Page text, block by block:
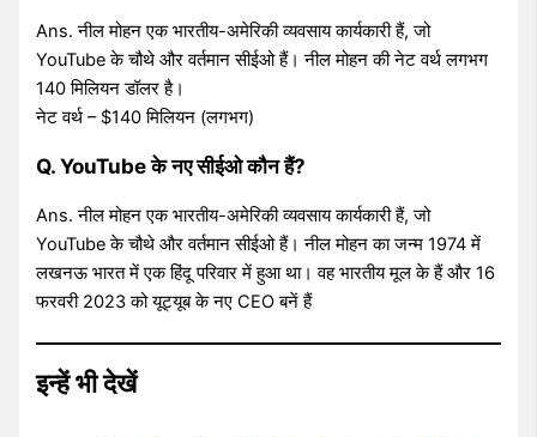
Ans. नील मोहन एक भारतीय-अमेरिकी व्यवसाय कार्यकारी हैं, जो
YouTube के चौथे और वर्तमान सीईओ हैं। नील मोहन की नेट वर्थ लगभग
140 मिलियन डॉलर है।
नेट वर्थ – $140 मिलियन (लगभग)
Q. YouTube के नए सीईओ कौन हैं?
Ans. नील मोहन एक भारतीय-अमेरिकी व्यवसाय कार्यकारी हैं, जो
YouTube के चौथे और वर्तमान सीईओ हैं। नील मोहन का जन्म 1974 में
लखनऊ भारत में एक हिंदू परिवार में हुआ था। वह भारतीय मूल के हैं और 16
फरवरी 2023 को यूट्यूब के नए CEO बनें हैं
इन्हें भी देखें